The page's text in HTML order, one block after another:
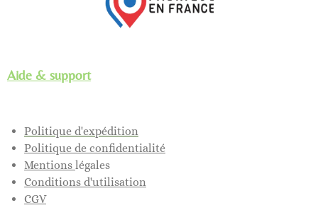
Aide & support
Politique d'expédition
Politique de confidentialité
Mentions légales
Conditions d'utilisation
CGV